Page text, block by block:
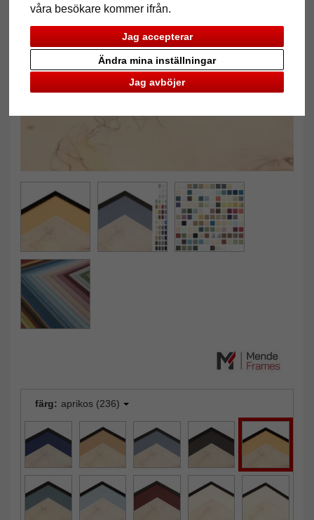
våra besökare kommer ifrån.
Jag accepterar
Jag avböjer
Ändra mina inställningar
färg: aprikos (236)